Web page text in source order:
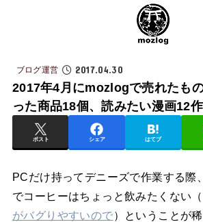
ブログ運営 2017.04.30
2017年4月にmozlogで売れたも
った商品18個、読みたい漫画12
ポスト シェア はてブ
PCだけ持ってデニーズで作業する際
でコーヒーはちょっと飲みたくない
がバグりやすいので）ということが